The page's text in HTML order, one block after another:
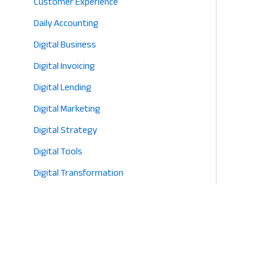
Daily Accounting
Digital Business
Digital Invoicing
Digital Lending
Digital Marketing
Digital Strategy
Digital Tools
Digital Transformation